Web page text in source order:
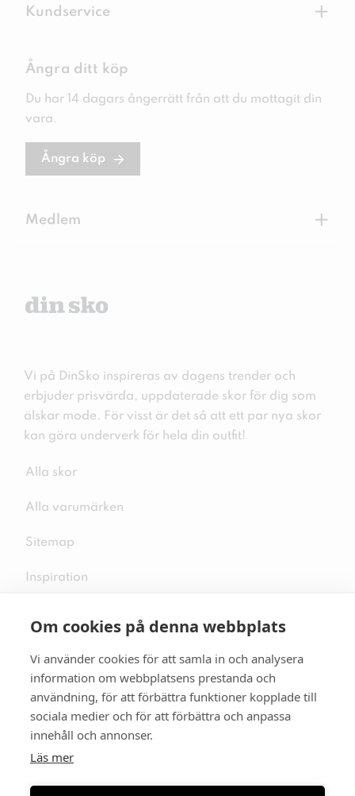
Om cookies på denna webbplats
Vi använder cookies för att samla in och analysera
information om webbplatsens prestanda och
användning, för att förbättra funktioner kopplade till
sociala medier och för att förbättra och anpassa
innehåll och annonser.
Läs mer
Kundservice +
Ångra ditt köp
Du har 14 dagars ångerrätt från att du mottagit din
vara.
Ångra köp
Medlem +
Vi på DinSko inspireras av dagens trender och
erbjuder prisvärda, uppdaterade skor för dig som
älskar mode. För visst är det så att ett par nya skor
kan göra underverk för hela din outfit!
Alla skor
Alla varumärken
Sitemap
Inspiration
Följ oss på sociala medier
Se mer skor: skopunkten.se